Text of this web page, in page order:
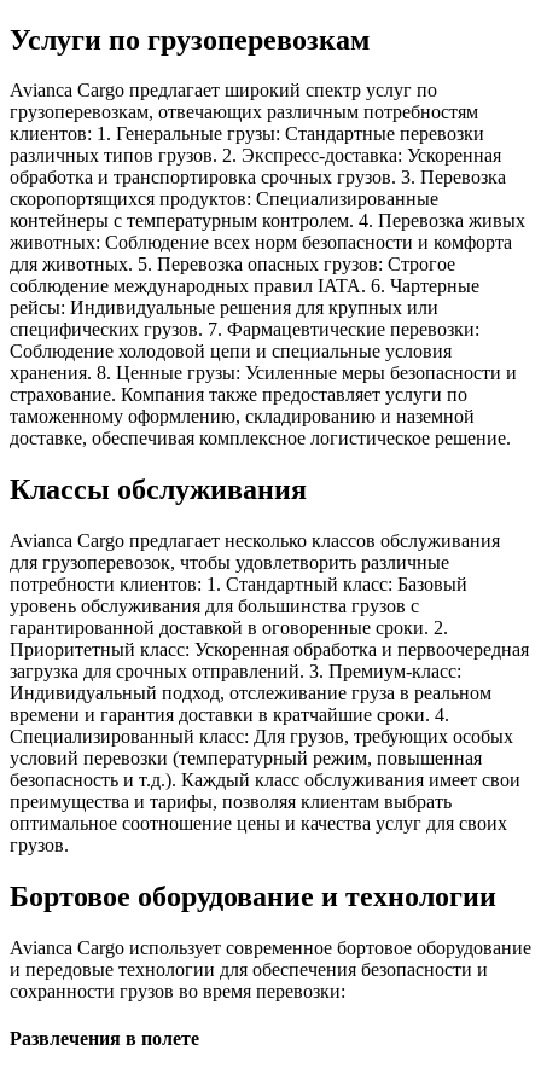
Услуги по грузоперевозкам
Avianca Cargo предлагает широкий спектр услуг по
грузоперевозкам, отвечающих различным потребностям
клиентов: 1. Генеральные грузы: Стандартные перевозки
различных типов грузов. 2. Экспресс-доставка: Ускоренная
обработка и транспортировка срочных грузов. 3. Перевозка
скоропортящихся продуктов: Специализированные
контейнеры с температурным контролем. 4. Перевозка живых
животных: Соблюдение всех норм безопасности и комфорта
для животных. 5. Перевозка опасных грузов: Строгое
соблюдение международных правил IATA. 6. Чартерные
рейсы: Индивидуальные решения для крупных или
специфических грузов. 7. Фармацевтические перевозки:
Соблюдение холодовой цепи и специальные условия
хранения. 8. Ценные грузы: Усиленные меры безопасности и
страхование. Компания также предоставляет услуги по
таможенному оформлению, складированию и наземной
доставке, обеспечивая комплексное логистическое решение.
Классы обслуживания
Avianca Cargo предлагает несколько классов обслуживания
для грузоперевозок, чтобы удовлетворить различные
потребности клиентов: 1. Стандартный класс: Базовый
уровень обслуживания для большинства грузов с
гарантированной доставкой в оговоренные сроки. 2.
Приоритетный класс: Ускоренная обработка и первоочередная
загрузка для срочных отправлений. 3. Премиум-класс:
Индивидуальный подход, отслеживание груза в реальном
времени и гарантия доставки в кратчайшие сроки. 4.
Специализированный класс: Для грузов, требующих особых
условий перевозки (температурный режим, повышенная
безопасность и т.д.). Каждый класс обслуживания имеет свои
преимущества и тарифы, позволяя клиентам выбрать
оптимальное соотношение цены и качества услуг для своих
грузов.
Бортовое оборудование и технологии
Avianca Cargo использует современное бортовое оборудование
и передовые технологии для обеспечения безопасности и
сохранности грузов во время перевозки:
Развлечения в полете